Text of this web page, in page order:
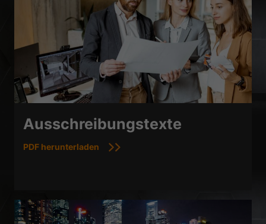
Ausschreibungstexte
PDF herunterladen